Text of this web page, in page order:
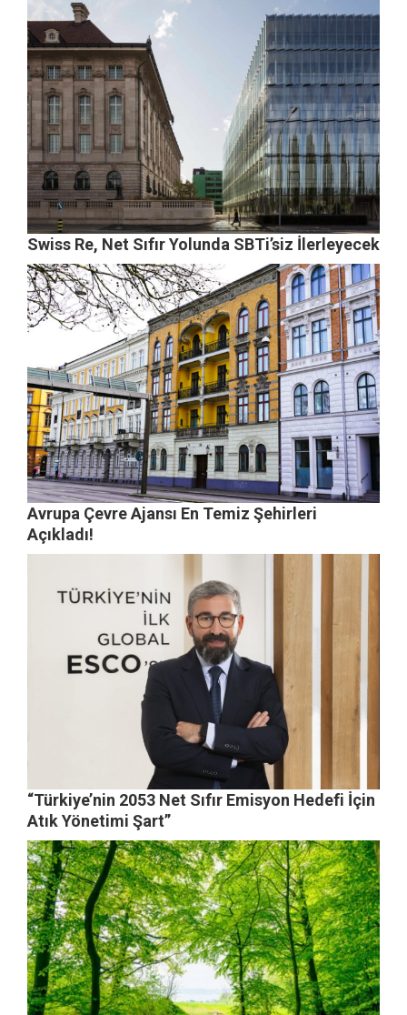
Swiss Re, Net Sıfır Yolunda SBTi’siz İlerleyecek
Avrupa Çevre Ajansı En Temiz Şehirleri
Açıkladı!
“Türkiye’nin 2053 Net Sıfır Emisyon Hedefi İçin
Atık Yönetimi Şart”